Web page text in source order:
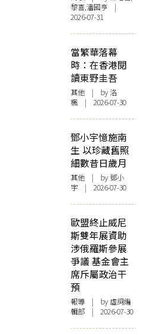
黎喜,潘國亨 |
2026-07-31
當繁華落幕
時：在香港閱
讀東野圭吾
其他 | by洛
楓 | 2026-07-30
鄧小宇憶施南
生 以珍藏舊照
細數昔日歲月
其他 | by 鄧小
宇 | 2026-07-30
歐盟終止威尼
斯雙年展資助
涉俄羅斯參展
爭議 基金會主
席斥屬政治干
預
報導 | by 虛詞編
輯部 | 2026-07-30